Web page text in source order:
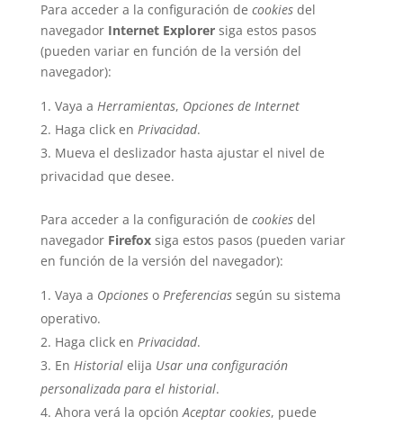
Para acceder a la configuración de cookiesdel
navegador Internet Explorersiga estos pasos
(pueden variar en función de la versión del
navegador):
Vaya a Herramientas, Opciones de Internet
Haga click en Privacidad.
Mueva el deslizador hasta ajustar el nivel de
privacidad que desee.
Para acceder a la configuración de cookiesdel
navegador Firefoxsiga estos pasos (pueden variar
en función de la versión del navegador):
Vaya a Opcioneso Preferenciassegún su sistema
operativo.
Haga click en Privacidad.
En Historialelija Usar una configuración
personalizada para el historial.
Ahora verá la opciónAceptar cookies, puede